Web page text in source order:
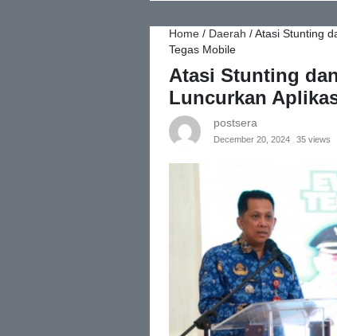
Home / Daerah / Atasi Stunting
Tegas Mobile
Atasi Stunting
Luncurkan
postsera
December 20, 2024 35 views